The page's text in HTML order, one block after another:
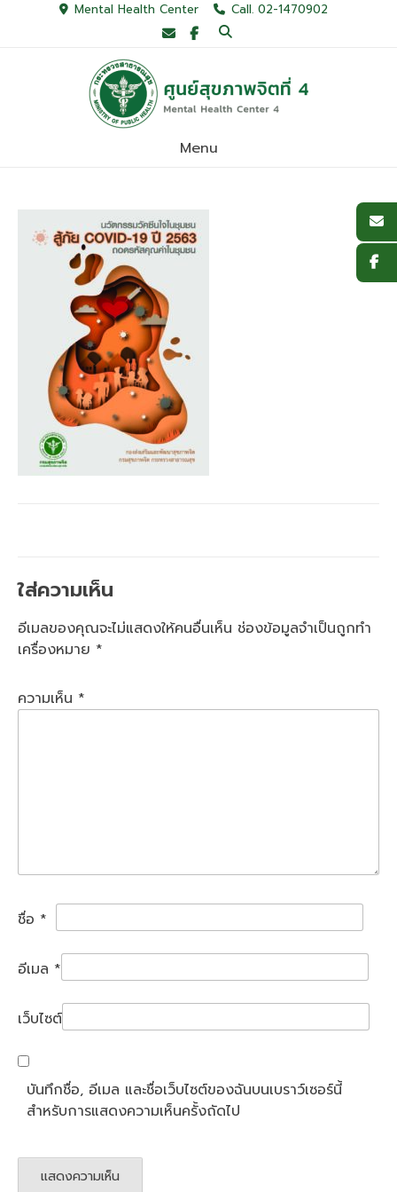
Mental Health Center Call. 02-1470902
Menu
ใส่ความเห็น
อีเมลของคุณจะไม่แสดงให้คนอื่นเห็น ช่องข้อมูลจำเป็นถูกทำ
เครื่องหมาย *
ความเห็น *
ชื่อ *
อีเมล *
เว็บไซต์
บันทึกชื่อ, อีเมล และชื่อเว็บไซต์ของฉันบนเบราว์เซอร์นี้
สำหรับการแสดงความเห็นครั้งถัดไป